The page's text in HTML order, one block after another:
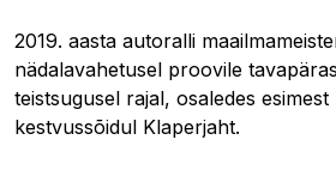
2019. aasta autoralli
nädalavahetusel proovile
teistsugusel rajal, osaledes
kestvussõidul Klaperjaht.